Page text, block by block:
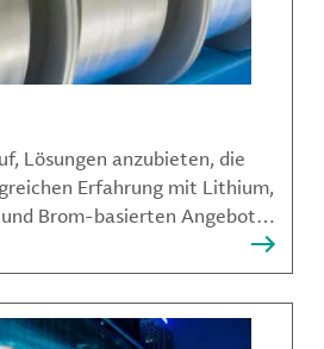
Lösungen anzubieten, die
Erfahrung mit Lithium,
Brom-basierten Angeboten
zu bewältigen.